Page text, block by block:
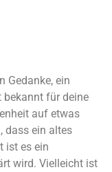
Gedanke, ein
bekannt für deine
auf etwas
dass ein altes
ist es ein
wird. Vielleicht ist